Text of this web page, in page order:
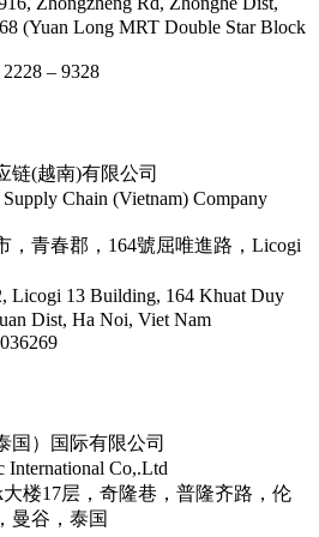
(Yuan Long MRT Double Star Block
– 9328
链(越南)有限公司
Chain (Vietnam) Company
，青春郡，164號屈唯進路，Licogi
Licogi 13 Building, 164 Khuat Duy
Dist, Ha Noi, Viet Nam
国）国际有限公司
International Co,.Ltd
大楼17层，奇隆巷，普隆齐路，伦
曼谷，泰国